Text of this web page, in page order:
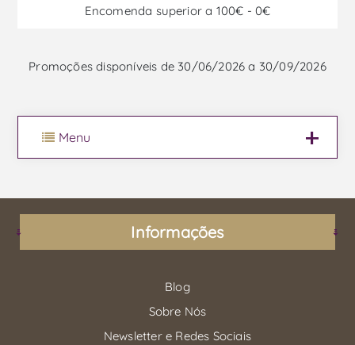
Encomenda superior a 100€ - 0€
Promoções disponíveis de 30/06/2026 a 30/09/2026
Menu
Informações
Blog
Sobre Nós
Newsletter e Redes Sociais